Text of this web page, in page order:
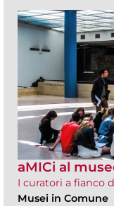
aMICi al
I curatori a fianco
Musei in Comune